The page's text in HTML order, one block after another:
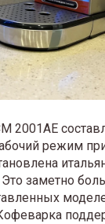
2001AE
режим
заметно